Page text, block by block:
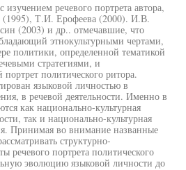
речевого портрета автора,
(1995), Т.И. Ерофеева (2000). И.В.
(2003) и др.. отмечавшие, что
этнокультурными чертами,
политики, определенной тематикой
стратегиями, и
политического ритора.
языковой личностью в
в речевой деятельности. Именно в
как национально-культурная
так и национально-культурная
Принимая во внимание названные
структурно-
речевого портрета политического
эволюцию языковой личности до